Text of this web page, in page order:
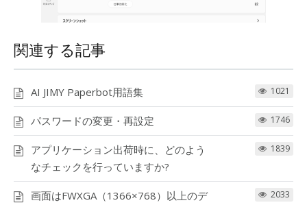
関連する記事
AI JIMY Paperbot用語集 1021
パスワードの変更・再設定 1746
アプリケーション出荷時に、どのよう
なチェックを行っていますか?
1839
画面はFWXGA（1366×768）以上のデ
2033